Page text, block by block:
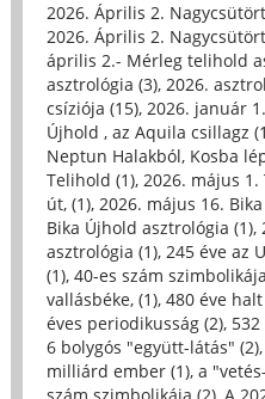
2026. Április 2.
2026. Április 2.
április 2.- Mérleg telihold
asztrológia (3), 2026.
csíziója (15), 2026. január
Újhold , az Aquila csillagz
Neptun Halakból, Kosba
Telihold (1), 2026. május
út, (1), 2026. május 16.
Bika Újhold asztrológia (1),
asztrológia (1), 245 éve az
(1), 40-es szám
vallásbéke, (1), 480 éve
éves periodikusság (2),
6 bolygós "együtt-látás" (2),
milliárd ember (1), a